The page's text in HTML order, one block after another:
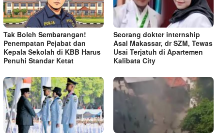
Tak Boleh Sembarangan!
Penempatan Pejabat dan
Kepala Sekolah di KBB Harus
Penuhi Standar Ketat ​
Seorang dokter internship
Asal Makassar, dr SZM, Tewas
Usai Terjatuh di Apartemen
Kalibata City